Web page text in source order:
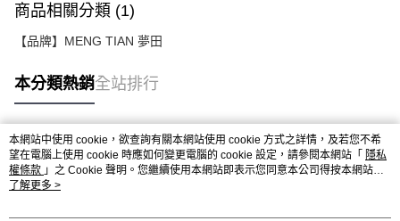
商品相關分類 (1)
【品牌】MENG TIAN 夢田
本分類熱銷全站排行
熱門標籤
本網站中使用 cookie，欲查詢有關本網站使用 cookie 方式之詳情，及若您不希
望在電腦上使用 cookie 時應如何變更電腦的 cookie 設定，請參閱本網站「 隱私
權條款 」之 Cookie 聲明。您繼續使用本網站即表示您同意本公司得按本網站使
用條款之 Cookie 聲明使用 cookie。
了解更多 >